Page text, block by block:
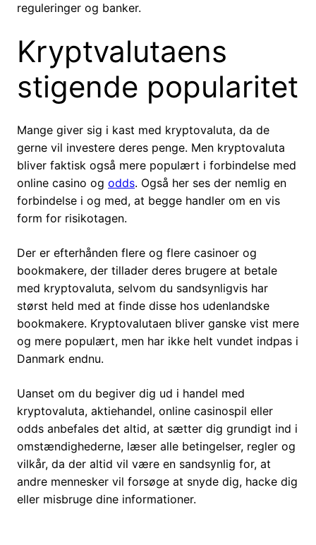
reguleringer og banker.
Kryptvalutaens
stigende popularitet
Mange giver sig i kast med kryptovaluta, da de
gerne vil investere deres penge. Men kryptovaluta
bliver faktisk også mere populært i forbindelse med
online casino og odds. Også her ses der nemlig en
forbindelse i og med, at begge handler om en vis
form for risikotagen.
Der er efterhånden flere og flere casinoer og
bookmakere, der tillader deres brugere at betale
med kryptovaluta, selvom du sandsynligvis har
størst held med at finde disse hos udenlandske
bookmakere. Kryptovalutaen bliver ganske vist mere
og mere populært, men har ikke helt vundet indpas i
Danmark endnu.
Uanset om du begiver dig ud i handel med
kryptovaluta, aktiehandel, online casinospil eller
odds anbefales det altid, at sætter dig grundigt ind i
omstændighederne, læser alle betingelser, regler og
vilkår, da der altid vil være en sandsynlig for, at
andre mennesker vil forsøge at snyde dig, hacke dig
eller misbruge dine informationer.